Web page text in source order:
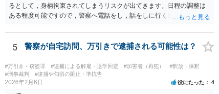
るとして，身柄拘束されてしまうリスクが出てきます。日程の調整は
ある程度可能ですので，警察へ電話をし，話をしに行く日程の調整を
士に同行を依頼することも可能です。
5 警察が自宅訪問、万引きで逮捕される可能性は？
#万引き・窃盗罪 #逮捕による解雇・退学回避 #加害者（再犯）
#釈放・保釈
#刑事裁判
#逮捕や勾留の阻止・準抗告
2026年2月6日 役にたった 4